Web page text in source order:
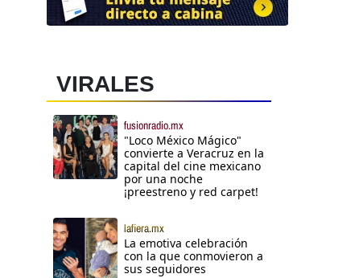
VIRALES
fusionradio.mx
"Loco México Mágico"
convierte a Veracruz en la
capital del cine mexicano
por una noche
¡preestreno y red carpet!
lafiera.mx
La emotiva celebración
con la que conmovieron a
sus seguidores